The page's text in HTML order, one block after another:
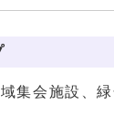
集会施設、